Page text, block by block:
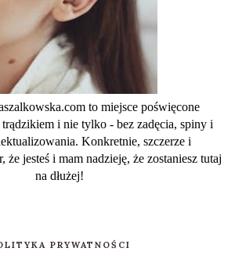
to miejsce poświęcone
i nie tylko - bez zadęcia, spiny i
Konkretnie, szczerze i
że jesteś i mam nadzieję, że zostaniesz tutaj
na dłużej!
PRYWATNOŚCI